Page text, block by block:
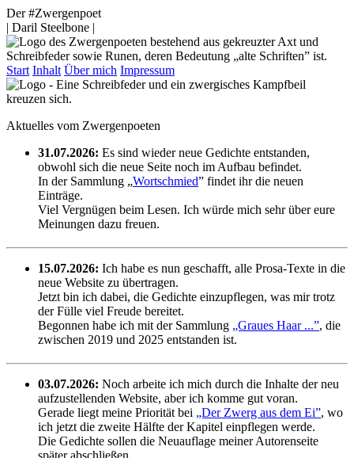
Der #Zwergenpoet
| Daril Steelbone |
Start Inhalt Über mich Impressum
Aktuelles vom Zwergenpoeten
31.07.2026: Es sind wieder neue Gedichte entstanden,
obwohl sich die neue Seite noch im Aufbau befindet.
In der Sammlung „Wortschmied” findet ihr die neuen
Einträge.
Viel Vergnügen beim Lesen. Ich würde mich sehr über eure
Meinungen dazu freuen.
15.07.2026: Ich habe es nun geschafft, alle Prosa-Texte in die
neue Website zu übertragen.
Jetzt bin ich dabei, die Gedichte einzupflegen, was mir trotz
der Fülle viel Freude bereitet.
Begonnen habe ich mit der Sammlung „Graues Haar ...”, die
zwischen 2019 und 2025 entstanden ist.
03.07.2026: Noch arbeite ich mich durch die Inhalte der neu
aufzustellenden Website, aber ich komme gut voran.
Gerade liegt meine Priorität bei „Der Zwerg aus dem Ei”, wo
ich jetzt die zweite Hälfte der Kapitel einpflegen werde.
Die Gedichte sollen die Neuauflage meiner Autorenseite
später abschließen.